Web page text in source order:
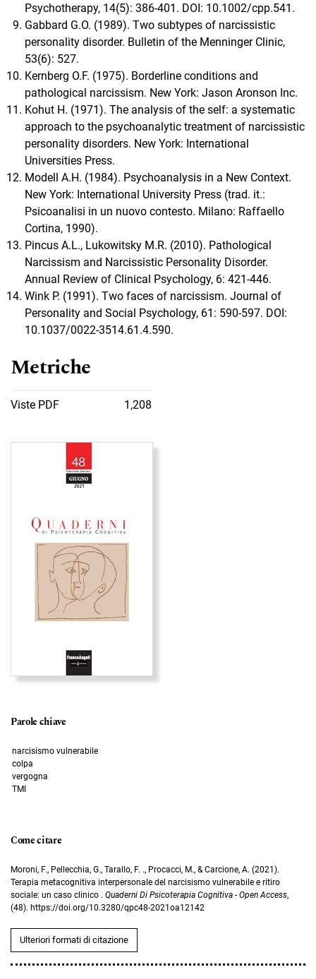
Psychotherapy, 14(5): 386-401. DOI: 10.1002/cpp.541.
Gabbard G.O. (1989). Two subtypes of narcissistic
personality disorder. Bulletin of the Menninger Clinic,
53(6): 527.
Kernberg O.F. (1975). Borderline conditions and
pathological narcissism. New York: Jason Aronson Inc.
Kohut H. (1971). The analysis of the self: a systematic
approach to the psychoanalytic treatment of narcissistic
personality disorders. New York: International
Universities Press.
Modell A.H. (1984). Psychoanalysis in a New Context.
New York: International University Press (trad. it.:
Psicoanalisi in un nuovo contesto. Milano: Raffaello
Cortina, 1990).
Pincus A.L., Lukowitsky M.R. (2010). Pathological
Narcissism and Narcissistic Personality Disorder.
Annual Review of Clinical Psychology, 6: 421-446.
Wink P. (1991). Two faces of narcissism. Journal of
Personality and Social Psychology, 61: 590-597. DOI:
10.1037/0022-3514.61.4.590.
Metriche
Viste PDF 1,208
Immagine di copertina
Parole chiave
narcisismo vulnerabile
colpa
vergogna
TMI
Come citare
Moroni, F., Pellecchia, G., Tarallo, F. ., Procacci, M., & Carcione, A. (2021).
Terapia metacognitiva interpersonale del narcisismo vulnerabile e ritiro
sociale: un caso clinico . Quaderni Di Psicoterapia Cognitiva - Open Access,
(48). https://doi.org/10.3280/qpc48-2021oa12142
Ulteriori formati di citazione